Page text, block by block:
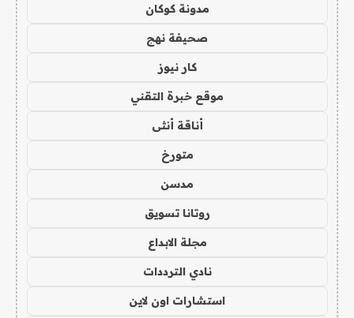
مدونة كوكان
صحيفة نهج
كار نيوز
موقع خبرة التقني
أناقة أنثى
متورخ
مدسن
روتانا تسويق
مجلة الابداع
نادي الترددات
استشارات اون لاين